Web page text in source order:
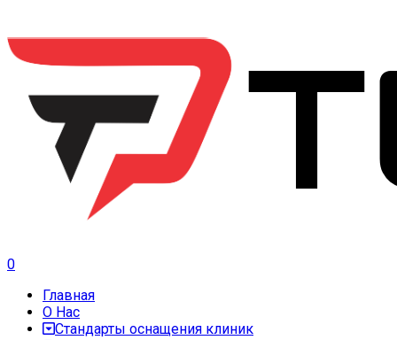
0
Главная
О Нас
Стандарты оснащения клиник